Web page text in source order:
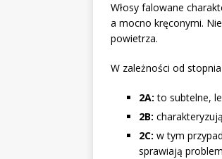
Włosy falowane
a mocno kręconymi.
powietrza.
W zależności od
2A: to subtelne,
2B:
2C: w tym
sprawiają